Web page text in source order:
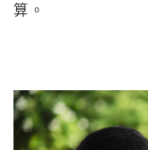
算。